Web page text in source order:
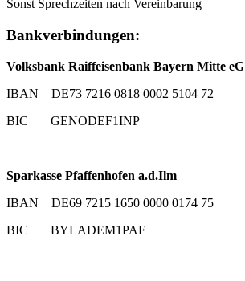
Sonst Sprechzeiten nach Vereinbarung
Bankverbindungen:
Volksbank Raiffeisenbank Bayern Mitte eG
IBAN DE73 7216 0818 0002 5104 72
BIC GENODEF1INP
Sparkasse Pfaffenhofen a.d.Ilm
IBAN DE69 7215 1650 0000 0174 75
BIC BYLADEM1PAF